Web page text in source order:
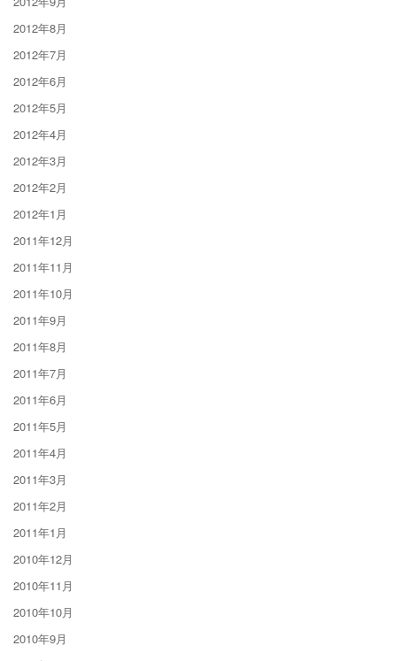
2012年8月
2012年7月
2012年6月
2012年5月
2012年4月
2012年3月
2012年2月
2012年1月
2011年12月
2011年11月
2011年10月
2011年9月
2011年8月
2011年7月
2011年6月
2011年5月
2011年4月
2011年3月
2011年2月
2011年1月
2010年12月
2010年11月
2010年10月
2010年9月